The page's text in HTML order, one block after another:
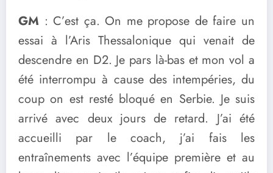
GM : C’est ça. On me propose de faire un
essai à l’Aris Thessalonique qui venait de
descendre en D2. Je pars là-bas et mon vol a
été interrompu à cause des intempéries, du
coup on est resté bloqué en Serbie. Je suis
arrivé avec deux jours de retard. J’ai été
accueilli par le coach, j’ai fais les
entraînements avec l’équipe première et au